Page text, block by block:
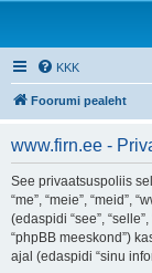
KKK
Foorumi pealeht
www.firn.ee -
See privaatsuspoliis
“me”, “meie”, “meid”,
(edaspidi “see”,
“phpBB meeskond”)
ajal (edaspidi “sinu